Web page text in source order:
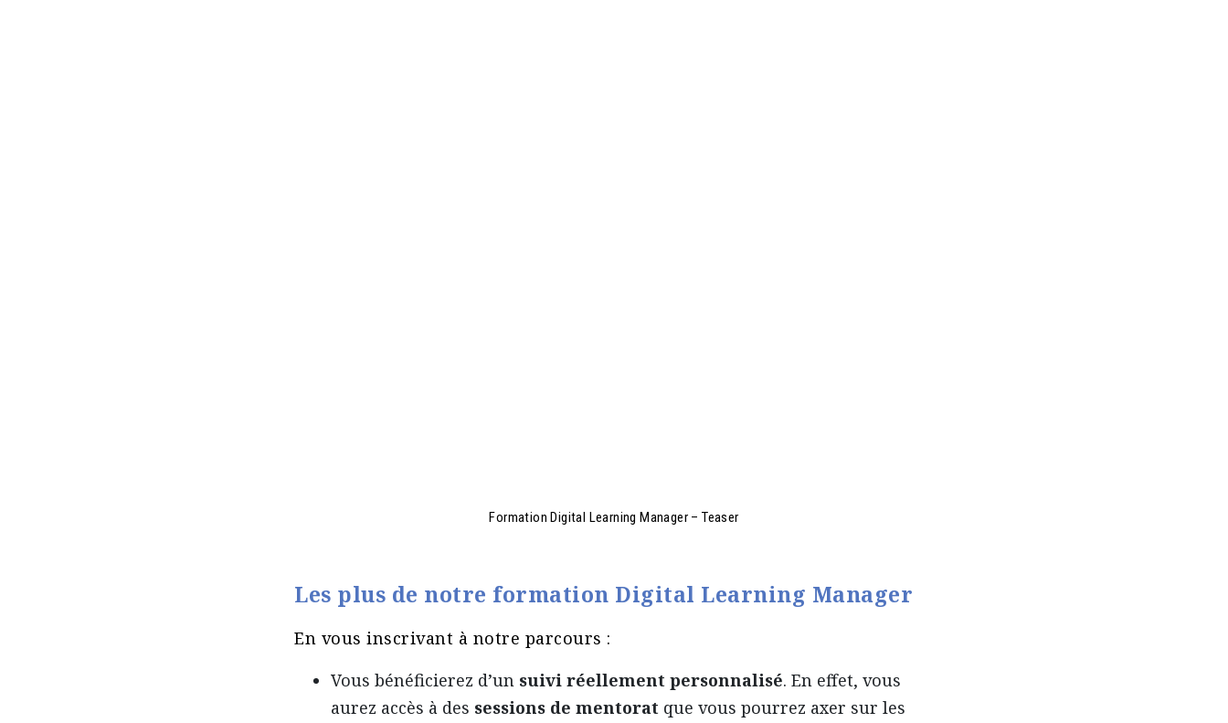
Formation Digital Learning Manager – Teaser
Les plus de notre formation Digital Learning Manager
En vous inscrivant à notre parcours :
Vous bénéficierez d’un suivi réellement personnalisé. En effet, vous
aurez accès à des sessions de mentorat que vous pourrez axer sur les